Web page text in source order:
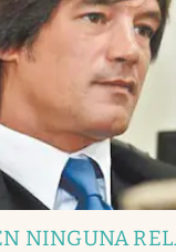
NINGUNA